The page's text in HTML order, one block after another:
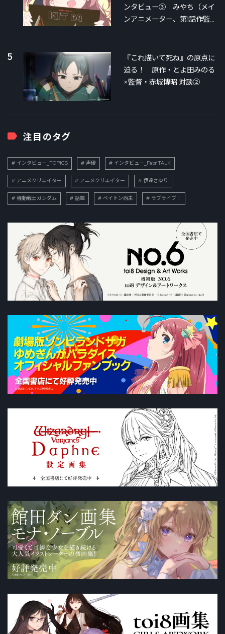
ンタビュー③ みやち（メイ
ンアニメーター、第1話作監）
5
『これ描いて死ね』の原点に
迫る！ 原作・とよ田みのる
×監督・赤城博昭 対談②
注目のタグ
インタビュー_TOPICS 声優 インタビュー_FebriTALK
アニメクリエイター アニメクリエイター 伊達さゆり
機動戦士ガンダム 話題 ペイトン尚未 ラブライブ！